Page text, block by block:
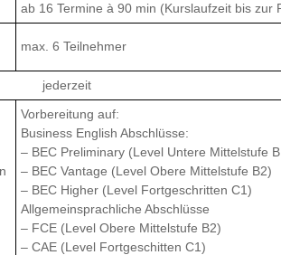
ab 16 Termine à 90 min (Kurslaufzeit bis zur
max. 6 Teilnehmer
jederzeit
Vorbereitung auf:
Business English Abschlüsse:
– BEC Preliminary (Level Untere Mittelstufe
– BEC Vantage (Level Obere Mittelstufe B2)
– BEC Higher (Level Fortgeschritten C1)
Allgemeinsprachliche Abschlüsse
– FCE (Level Obere Mittelstufe B2)
– CAE (Level Fortgeschitten C1)